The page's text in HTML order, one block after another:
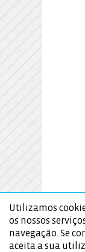
Utilizamos
os nossos
navegação. Se
aceita a sua